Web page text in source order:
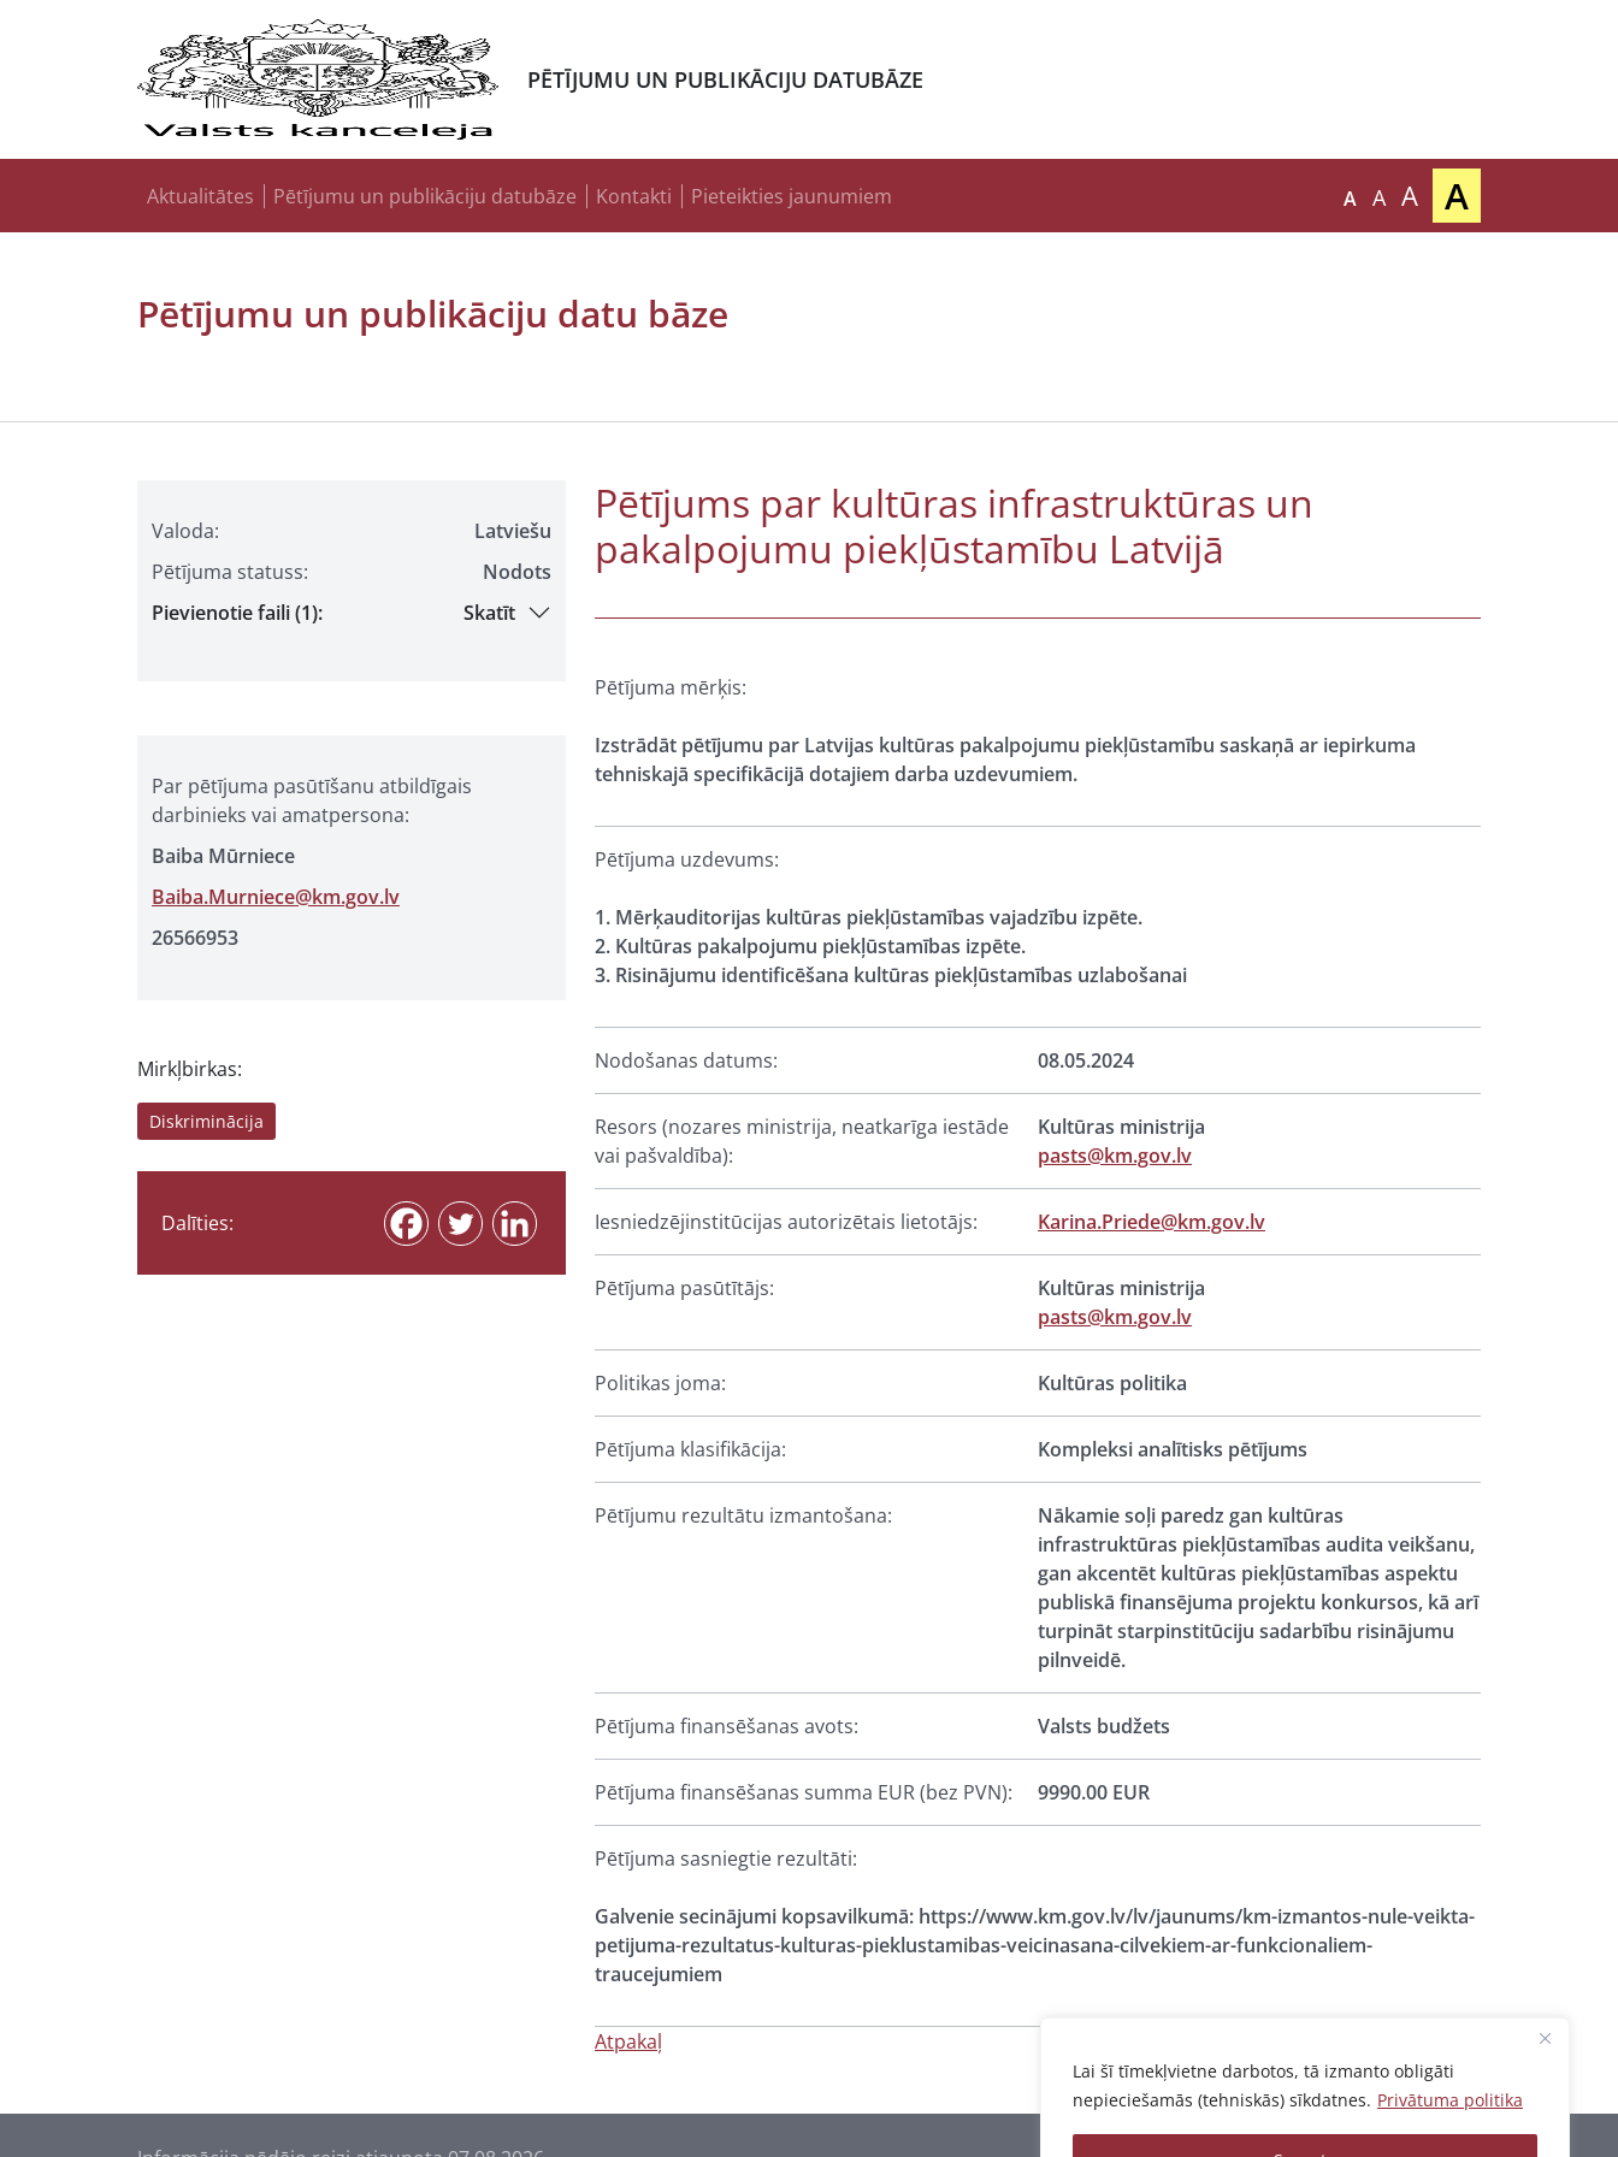
Lai šī tīmekļvietne darbotos, tā izmanto obligāti
nepieciešamās (tehniskās) sīkdatnes. Privātuma politika
PĒTĪJUMU UN PUBLIKĀCIJU DATUBĀZE
Aktualitātes Pētījumu un publikāciju datubāze Kontakti Pieteikties jaunumiem A A A A
Pētījumu un publikāciju datu bāze
Valoda:
Latviešu
Pētījuma statuss:
Nodots
Pievienotie faili (1):
Skatīt
Par pētījuma pasūtīšanu atbildīgais
darbinieks vai amatpersona:
Baiba Mūrniece
Baiba.Murniece@km.gov.lv
26566953
Mirkļbirkas:
Diskriminācija
Dalīties:
Pētījums par kultūras infrastruktūras un
pakalpojumu piekļūstamību Latvijā
Pētījuma mērķis:
Izstrādāt pētījumu par Latvijas kultūras pakalpojumu piekļūstamību saskaņā ar iepirkuma
tehniskajā specifikācijā dotajiem darba uzdevumiem.
Pētījuma uzdevums:
1. Mērķauditorijas kultūras piekļūstamības vajadzību izpēte.
2. Kultūras pakalpojumu piekļūstamības izpēte.
3. Risinājumu identificēšana kultūras piekļūstamības uzlabošanai
Nodošanas datums: 08.05.2024
Resors (nozares ministrija, neatkarīga iestāde
vai pašvaldība):
Kultūras ministrija
pasts@km.gov.lv
Iesniedzējinstitūcijas autorizētais lietotājs: Karina.Priede@km.gov.lv
Pētījuma pasūtītājs:
Kultūras ministrija
pasts@km.gov.lv
Politikas joma: Kultūras politika
Pētījuma klasifikācija: Kompleksi analītisks pētījums
Pētījumu rezultātu izmantošana:
Nākamie soļi paredz gan kultūras
infrastruktūras piekļūstamības audita veikšanu,
gan akcentēt kultūras piekļūstamības aspektu
publiskā finansējuma projektu konkursos, kā arī
turpināt starpinstitūciju sadarbību risinājumu
pilnveidē.
Pētījuma finansēšanas avots: Valsts budžets
Pētījuma finansēšanas summa EUR (bez PVN): 9990.00 EUR
Pētījuma sasniegtie rezultāti:
Galvenie secinājumi kopsavilkumā: https://www.km.gov.lv/lv/jaunums/km-izmantos-nule-veikta-
petijuma-rezultatus-kulturas-pieklustamibas-veicinasana-cilvekiem-ar-funkcionaliem-
traucejumiem
Atpakaļ